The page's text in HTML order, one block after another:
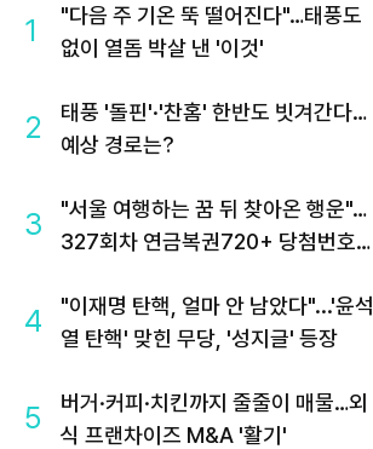
1
"다음 주 기온 뚝 떨어진다"…태풍도
없이 열돔 박살 낸 '이것'
2
태풍 '돌핀'·'찬홈' 한반도 빗겨간다…
예상 경로는?
3
"서울 여행하는 꿈 뒤 찾아온 행운"…
327회차 연금복권720+ 당첨번호조
4
"이재명 탄핵, 얼마 안 남았다"...'윤석
열 탄핵' 맞힌 무당, '성지글' 등장
5
버거·커피·치킨까지 줄줄이 매물…외
식 프랜차이즈 M&A '활기'